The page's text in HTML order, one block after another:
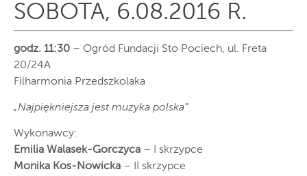
SOBOTA, 6.08.2016 R.
godz. 11:30 – Ogród Fundacji Sto Pociech, ul. Freta
20/24A
Filharmonia Przedszkolaka
„Najpiękniejsza jest muzyka polska”
Wykonawcy:
Emilia Walasek-Gorczyca – I skrzypce
Monika Kos-Nowicka – II skrzypce